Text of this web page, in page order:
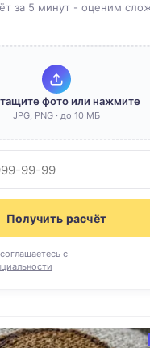
за 5 минут - оценим
фото или нажмите
JPG, PNG · до 10 МБ
Получить расчёт
с